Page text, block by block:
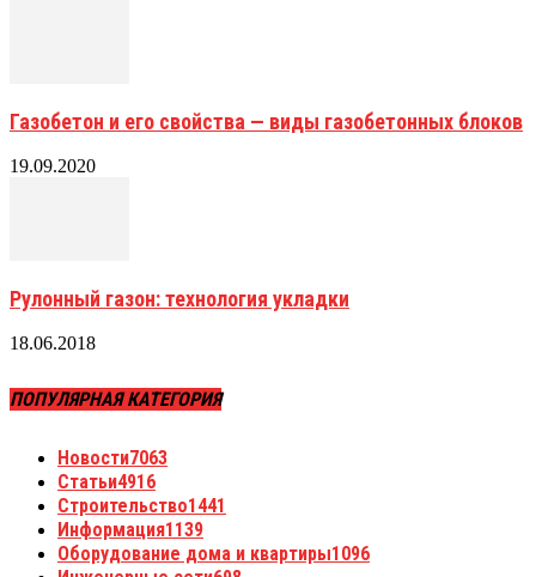
Газобетон и его свойства — виды газобетонных блоков
19.09.2020
Рулонный газон: технология укладки
18.06.2018
ПОПУЛЯРНАЯ КАТЕГОРИЯ
Новости7063
Статьи4916
Строительство1441
Информация1139
Оборудование дома и квартиры1096